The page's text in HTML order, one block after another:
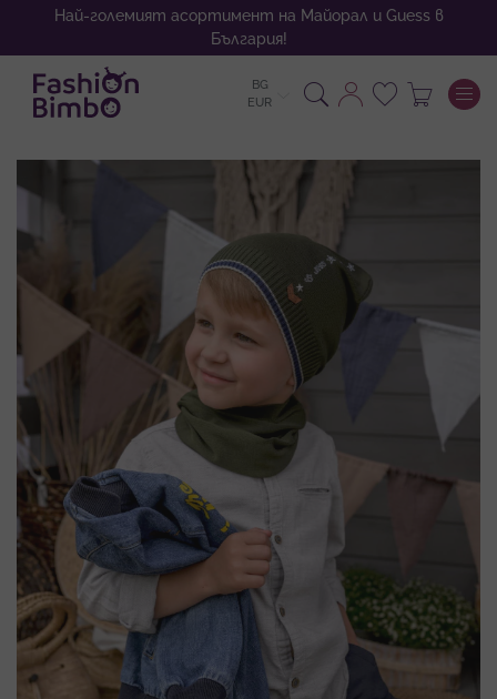
Най-големият асортимент на Майорал и Guess в
България!
BG
EUR